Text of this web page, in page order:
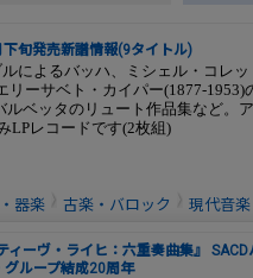
旬発売新譜情報(9タイトル)
によるバッハ、ミシェル・コレッ
リーサベト・カイパー(1877-1953)
ベッタのリュート作品集など。
LPレコードです(2枚組)
器楽 古楽・バロック 現代音楽
ィーヴ・ライヒ：六重奏曲集』
ループ結成20周年